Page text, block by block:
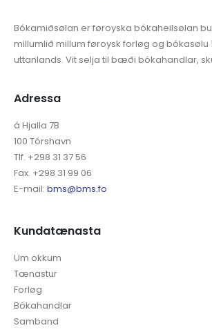
Bókamiðsølan er føroyska bókaheilsølan
millumlið millum føroysk forløg og bókasølu
uttanlands. Vit selja til bæði bókahandlar,
Adressa
á Hjalla 7B
100 Tórshavn
Tlf. +298 31 37 56
Fax. +298 31 99 06
E-mail: bms@bms.fo
Kundatænasta
Um okkum
Tænastur
Forløg
Bókahandlar
Samband